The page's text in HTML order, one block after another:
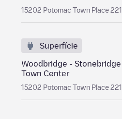
15202 Potomac Town Place
Superfície
Woodbridge -
Town Center
15202 Potomac Town Place